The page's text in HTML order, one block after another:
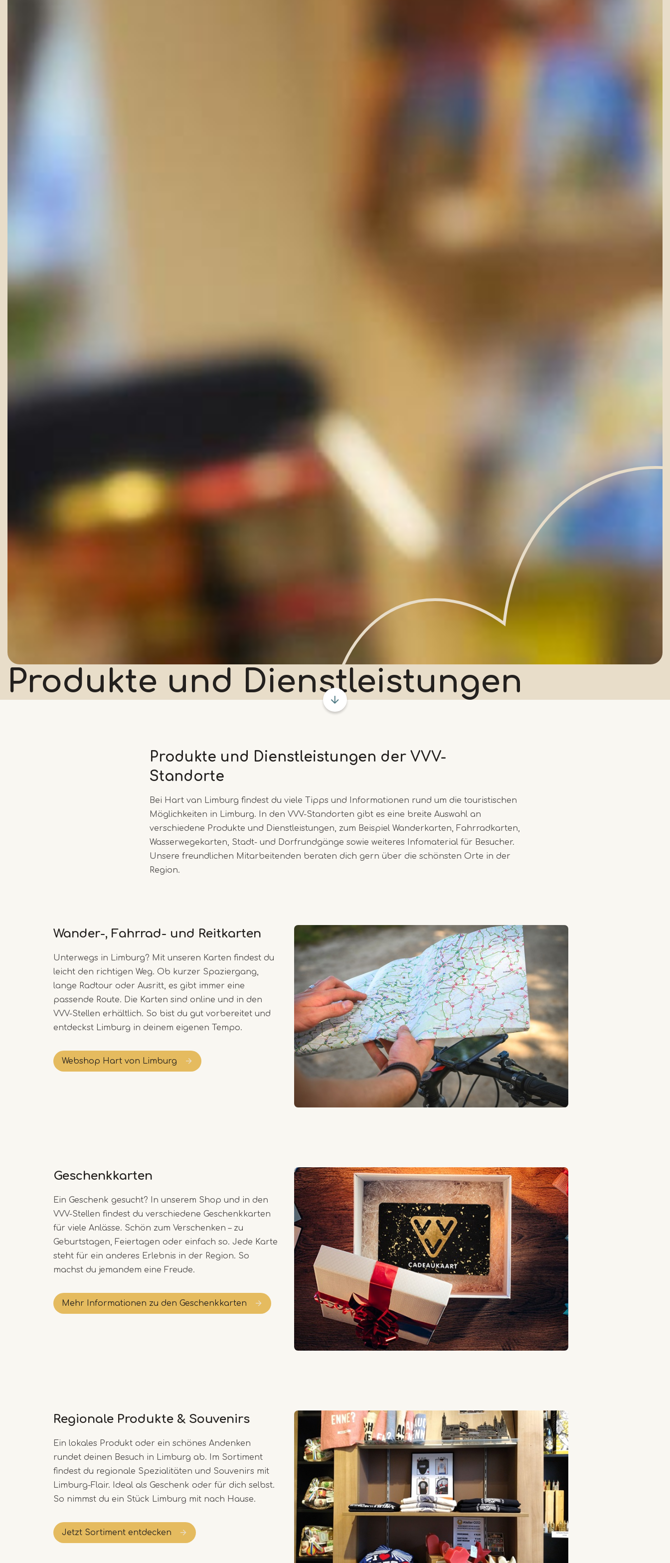
Produkte und Dienstleistungen
Produkte und Dienstleistungen der VVV-
Standorte
Bei Hart van Limburg findest du viele Tipps und Informationen rund um die touristischen
Möglichkeiten in Limburg. In den VVV-Standorten gibt es eine breite Auswahl an
verschiedene Produkte und Dienstleistungen, zum Beispiel Wanderkarten, Fahrradkarten,
Wasserwegekarten, Stadt- und Dorfrundgänge sowie weiteres Infomaterial für Besucher.
Unsere freundlichen Mitarbeitenden beraten dich gern über die schönsten Orte in der
Region.
Wander-, Fahrrad- und Reitkarten
Unterwegs in Limburg? Mit unseren Karten findest du
leicht den richtigen Weg. Ob kurzer Spaziergang,
lange Radtour oder Ausritt, es gibt immer eine
passende Route. Die Karten sind online und in den
VVV-Stellen erhältlich. So bist du gut vorbereitet und
entdeckst Limburg in deinem eigenen Tempo.
Webshop Hart von Limburg
Geschenkkarten
Ein Geschenk gesucht? In unserem Shop und in den
VVV-Stellen findest du verschiedene Geschenkkarten
für viele Anlässe. Schön zum Verschenken – zu
Geburtstagen, Feiertagen oder einfach so. Jede Karte
steht für ein anderes Erlebnis in der Region. So
machst du jemandem eine Freude.
Mehr Informationen zu den Geschenkkarten
Regionale Produkte & Souvenirs
Ein lokales Produkt oder ein schönes Andenken
rundet deinen Besuch in Limburg ab. Im Sortiment
findest du regionale Spezialitäten und Souvenirs mit
Limburg-Flair. Ideal als Geschenk oder für dich selbst.
So nimmst du ein Stück Limburg mit nach Hause.
Jetzt Sortiment entdecken